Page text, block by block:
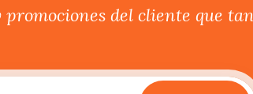
del cliente que